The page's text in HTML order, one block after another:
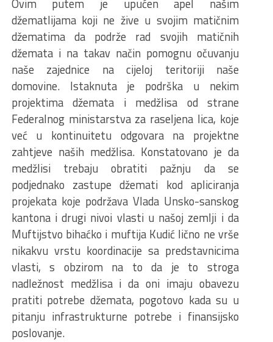
Ovim putem je upućen apel našim
džematlijama koji ne žive u svojim matičnim
džematima da podrže rad svojih matičnih
džemata i na takav način pomognu očuvanju
naše zajednice na cijeloj teritoriji naše
domovine. Istaknuta je podrška u nekim
projektima džemata i medžlisa od strane
Federalnog ministarstva za raseljena lica, koje
već u kontinuitetu odgovara na projektne
zahtjeve naših medžlisa. Konstatovano je da
medžlisi trebaju obratiti pažnju da se
podjednako zastupe džemati kod apliciranja
projekata koje podržava Vlada Unsko-sanskog
kantona i drugi nivoi vlasti u našoj zemlji i da
Muftijstvo bihaćko i muftija Kudić lično ne vrše
nikakvu vrstu koordinacije sa predstavnicima
vlasti, s obzirom na to da je to stroga
nadležnost medžlisa i da oni imaju obavezu
pratiti potrebe džemata, pogotovo kada su u
pitanju infrastrukturne potrebe i finansijsko
poslovanje.